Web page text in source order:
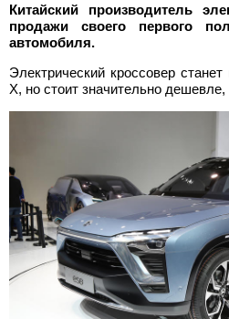
Китайский производитель
продажи своего первого
автомобиля.
Электрический кроссовер
X, но стоит значительно